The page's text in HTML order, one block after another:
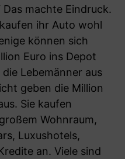
machte Eindruck.
ihr Auto wohl
können sich
Euro ins Depot
Lebemänner aus
geben die Million
Sie kaufen
Wohnraum,
Luxushotels,
an. Viele sind